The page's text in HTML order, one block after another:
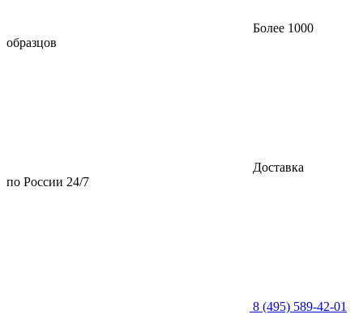
Более 1000
образцов
Доставка
по России 24/7
8 (495) 589-42-01